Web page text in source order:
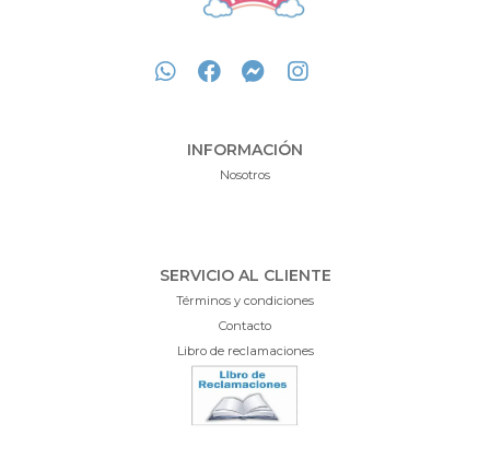
INFORMACIÓN
Nosotros
SERVICIO AL CLIENTE
Términos y condiciones
Contacto
Libro de reclamaciones